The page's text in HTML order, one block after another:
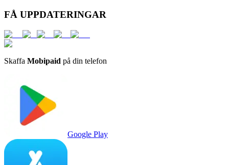
FÅ UPPDATERINGAR
Skaffa Mobipaid på din telefon
Google Play